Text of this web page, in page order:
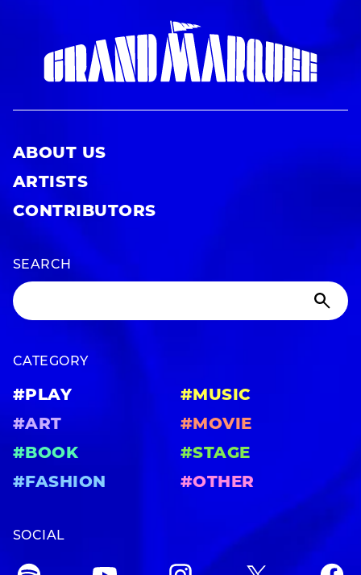
ABOUT US
ARTISTS
CONTRIBUTORS
SEARCH
CATEGORY
#PLAY
#MUSIC
#ART
#MOVIE
#BOOK
#STAGE
#FASHION
#OTHER
SOCIAL